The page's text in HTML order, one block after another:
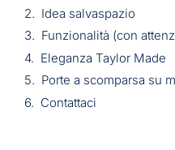
Idea salvaspazio
Funzionalità (con
Eleganza Taylor Made
Porte a scomparsa su
Contattaci